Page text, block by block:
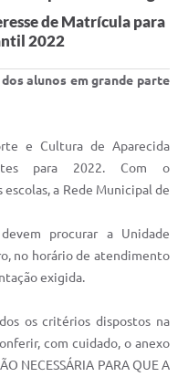
de Matrícula para
2022
alunos em grande parte
e Cultura de Aparecida
para 2022. Com o
a Rede Municipal de
procurar a Unidade
no horário de atendimento
exigida.
os critérios dispostos na
com cuidado, o anexo
NECESSÁRIA PARA QUE A